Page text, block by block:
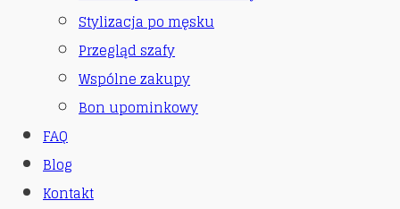
Stylizacja po męsku
Przegląd szafy
Wspólne zakupy
Bon upominkowy
FAQ
Blog
Kontakt